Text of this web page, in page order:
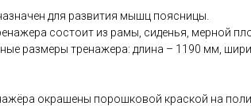
для развития мышц поясницы.
состоит из рамы, сиденья, мерной
размеры тренажера: длина – 1190 мм,
окрашены порошковой краской на